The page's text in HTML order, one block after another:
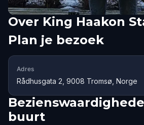
Over King Haakon
Plan je bezoek
Adres
Rådhusgata 2, 9008 Tromsø, Norge
buurt